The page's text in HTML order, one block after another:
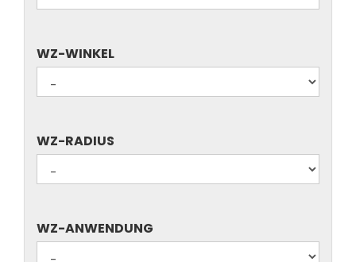
WZ-
WINKEL
WZ-WINKEL
WZ-
RADIUS
WZ-RADIUS
WZ-
ANWENDUNG
WZ-ANWENDUNG